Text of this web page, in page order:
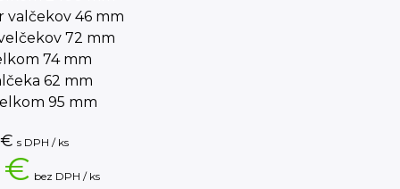
valčekov 46 mm
72 mm
74 mm
62 mm
95 mm
€ s DPH / ks
€ bez DPH / ks